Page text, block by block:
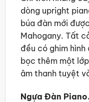
dòng upright
búa đàn mới
Mahogany. Tất
đều có ghim hình
bọc thêm một
âm thanh tuyệt
Ngựa Đàn Piano.